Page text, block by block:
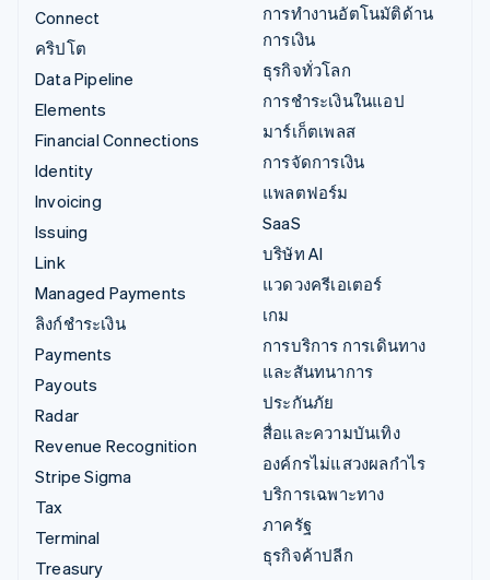
Connect
คริปโต
Data Pipeline
Elements
Financial Connections
Identity
Invoicing
Issuing
Link
Managed Payments
ลิงก์ชำระเงิน
Payments
Payouts
Radar
Revenue Recognition
Stripe Sigma
Tax
Terminal
Treasury
การทำงานอัตโนมัติด้าน
การเงิน
ธุรกิจทั่วโลก
การชำระเงินในแอป
มาร์เก็ตเพลส
การจัดการเงิน
แพลตฟอร์ม
SaaS
บริษัท AI
แวดวงครีเอเตอร์
เกม
การบริการ การเดินทาง
และสันทนาการ
ประกันภัย
สื่อและความบันเทิง
องค์กรไม่แสวงผลกำไร
บริการเฉพาะทาง
ภาครัฐ
ธุรกิจค้าปลีก